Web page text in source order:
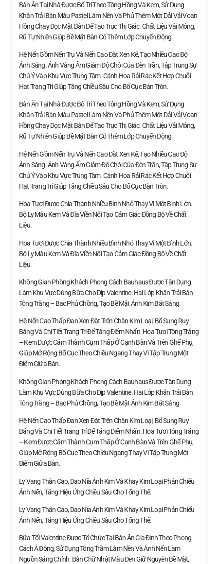
Bàn Ăn Tại Nhà Được Bố Trí Theo Tông Hồng Và Kem, Sử Dụng
Khăn Trải Bàn Màu Pastel Làm Nền Và Phủ Thêm Một Dải Vải Voan
Hồng Chạy Dọc Mặt Bàn Để Tạo Trục Thị Giác. Chất Liệu Vải Mỏng,
Rũ Tự Nhiên Giúp Bề Mặt Bàn Có Thêm Lớp Chuyển Động.
Hệ Nến Gồm Nến Trụ Và Nến Cao Đặt Xen Kẽ, Tạo Nhiều Cao Độ
Ánh Sáng. Ánh Vàng Ấm Giảm Độ Chói Của Đèn Trần, Tập Trung Sự
Chú Ý Vào Khu Vực Trung Tâm. Cánh Hoa Rải Rác Kết Hợp Chuỗi
Hạt Trang Trí Giúp Tăng Chiều Sâu Cho Bố Cục Bàn Tròn.
Bàn Ăn Tại Nhà Được Bố Trí Theo Tông Hồng Và Kem, Sử Dụng
Khăn Trải Bàn Màu Pastel Làm Nền Và Phủ Thêm Một Dải Vải Voan
Hồng Chạy Dọc Mặt Bàn Để Tạo Trục Thị Giác. Chất Liệu Vải Mỏng,
Rũ Tự Nhiên Giúp Bề Mặt Bàn Có Thêm Lớp Chuyển Động.
Hệ Nến Gồm Nến Trụ Và Nến Cao Đặt Xen Kẽ, Tạo Nhiều Cao Độ
Ánh Sáng. Ánh Vàng Ấm Giảm Độ Chói Của Đèn Trần, Tập Trung Sự
Chú Ý Vào Khu Vực Trung Tâm. Cánh Hoa Rải Rác Kết Hợp Chuỗi
Hạt Trang Trí Giúp Tăng Chiều Sâu Cho Bố Cục Bàn Tròn.
Hoa Tươi Được Chia Thành Nhiều Bình Nhỏ Thay Vì Một Bình Lớn.
Bộ Ly Màu Kem Và Đĩa Viền Nổi Tạo Cảm Giác Đồng Bộ Về Chất
Liệu.
Hoa Tươi Được Chia Thành Nhiều Bình Nhỏ Thay Vì Một Bình Lớn.
Bộ Ly Màu Kem Và Đĩa Viền Nổi Tạo Cảm Giác Đồng Bộ Về Chất
Liệu.
Không Gian Phòng Khách Phong Cách Bauhaus Được Tận Dụng
Làm Khu Vực Dùng Bữa Cho Dịp Valentine. Hai Lớp Khăn Trải Bàn
Tông Trắng – Bạc Phủ Chồng, Tạo Bề Mặt Ánh Kim Bắt Sáng.
Hệ Nến Cao Thấp Đan Xen Đặt Trên Chân Kim Loại, Bổ Sung Ruy
Băng Và Chi Tiết Trang Trí Để Tăng Điểm Nhấn. Hoa Tươi Tông Trắng
– Kem Được Cắm Thành Cụm Thấp Ở Cạnh Bàn Và Trên Ghế Phụ,
Giúp Mở Rộng Bố Cục Theo Chiều Ngang Thay Vì Tập Trung Một
Điểm Giữa Bàn.
Không Gian Phòng Khách Phong Cách Bauhaus Được Tận Dụng
Làm Khu Vực Dùng Bữa Cho Dịp Valentine. Hai Lớp Khăn Trải Bàn
Tông Trắng – Bạc Phủ Chồng, Tạo Bề Mặt Ánh Kim Bắt Sáng.
Hệ Nến Cao Thấp Đan Xen Đặt Trên Chân Kim Loại, Bổ Sung Ruy
Băng Và Chi Tiết Trang Trí Để Tăng Điểm Nhấn. Hoa Tươi Tông Trắng
– Kem Được Cắm Thành Cụm Thấp Ở Cạnh Bàn Và Trên Ghế Phụ,
Giúp Mở Rộng Bố Cục Theo Chiều Ngang Thay Vì Tập Trung Một
Điểm Giữa Bàn.
Ly Vang Thân Cao, Dao Nĩa Ánh Kim Và Khay Kim Loại Phản Chiếu
Ánh Nến, Tăng Hiệu Ứng Chiều Sâu Cho Tổng Thể.
Ly Vang Thân Cao, Dao Nĩa Ánh Kim Và Khay Kim Loại Phản Chiếu
Ánh Nến, Tăng Hiệu Ứng Chiều Sâu Cho Tổng Thể.
Bữa Tối Valentine Được Tổ Chức Tại Bàn Ăn Gia Đình Theo Phong
Cách Á Đông, Sử Dụng Tông Trầm Làm Nền Và Ánh Nến Làm
Nguồn Sáng Chính. Bàn Chữ Nhật Màu Đen Giữ Nguyên Bề Mặt,